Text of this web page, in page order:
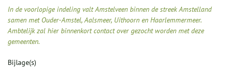
In de voorlopige indeling valt Amstelveen binnen de streek Amstelland
samen met Ouder-Amstel, Aalsmeer, Uithoorn en Haarlemmermeer.
Ambtelijk zal hier binnenkort contact over gezocht worden met deze
gemeenten.
Bijlage(s)